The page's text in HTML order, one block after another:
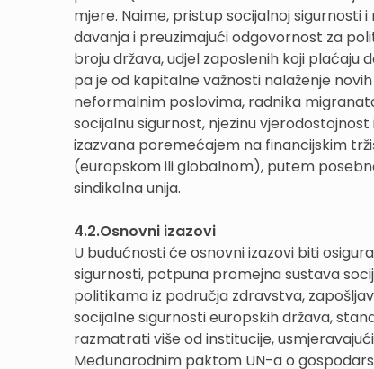
mjere. Naime, pristup socijalnoj sigurnosti
davanja i preuzimajući odgovornost za
broju država, udjel zaposlenih koji plaćaju
pa je od kapitalne važnosti nalaženje
neformalnim poslovima, radnika
socijalnu sigurnost, njezinu
izazvana poremećajem na financijskim
(europskom ili globalnom), putem
sindikalna unija.
4.2.Osnovni izazovi
U budućnosti će osnovni izazovi biti
sigurnosti, potpuna promejna sustava
politikama iz područja zdravstva,
socijalne sigurnosti europskih država,
razmatrati više od institucije,
Međunarodnim paktom UN-a o